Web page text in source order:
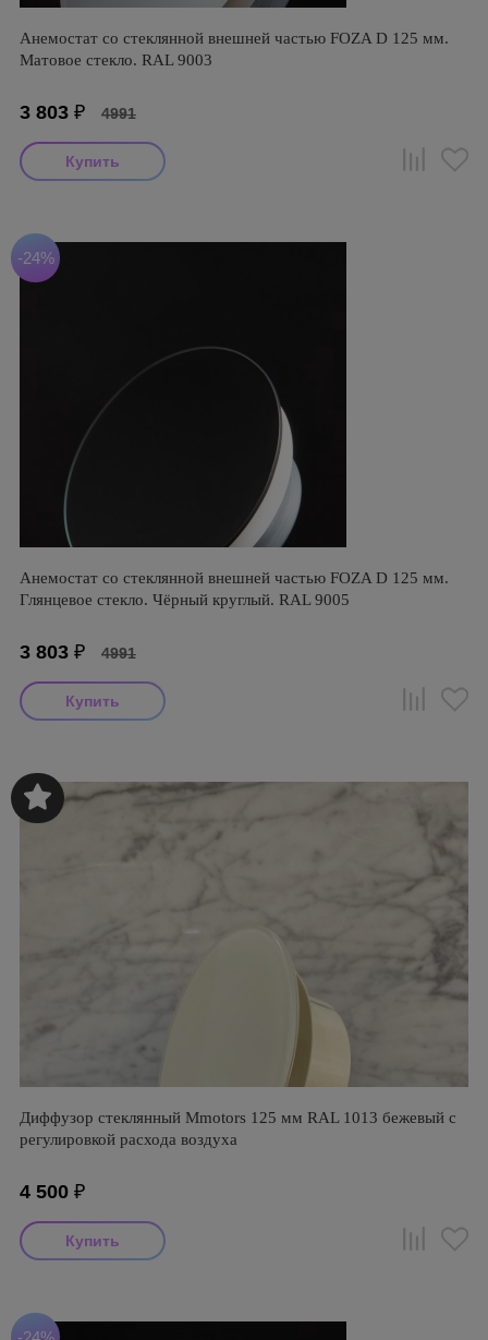
Анемостат со стеклянной внешней частью FOZA D 125 мм.
Матовое стекло. RAL 9003
3 803 ₽ 4991
-24%
Анемостат со стеклянной внешней частью FOZA D 125 мм.
Глянцевое стекло. Чёрный круглый. RAL 9005
3 803 ₽ 4991
Диффузор стеклянный Mmotors 125 мм RAL 1013 бежевый с
регулировкой расхода воздуха
4 500 ₽